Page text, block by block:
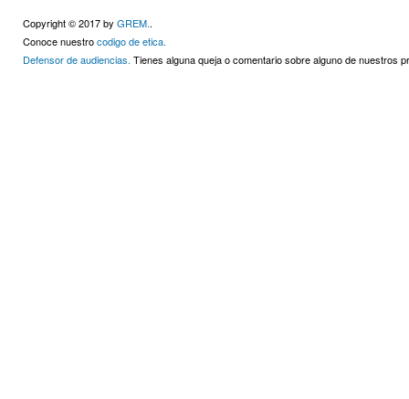
Copyright © 2017 by GREM..
Conoce nuestrocodigo de etica.
Defensor de audiencias. Tienes alguna queja o comentario sobre alguno de nuestros